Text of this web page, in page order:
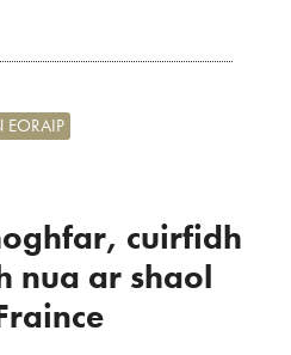
cuirfidh
nua ar shaol
EORAIP